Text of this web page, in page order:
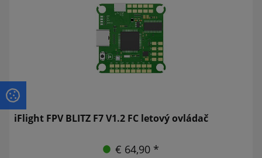
iFlight FPV BLITZ F7 V1.2 FC letový ovládač
€ 64,90 *